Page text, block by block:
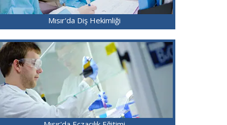
Mısır'da Diş Hekimliği